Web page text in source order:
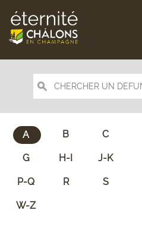
A B C
G H-I J-K
P-Q R S
W-Z